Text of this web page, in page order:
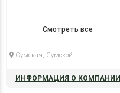
Смотреть все
Сумская, Сумской
ИНФОРМАЦИЯ О КОМПАНИИ